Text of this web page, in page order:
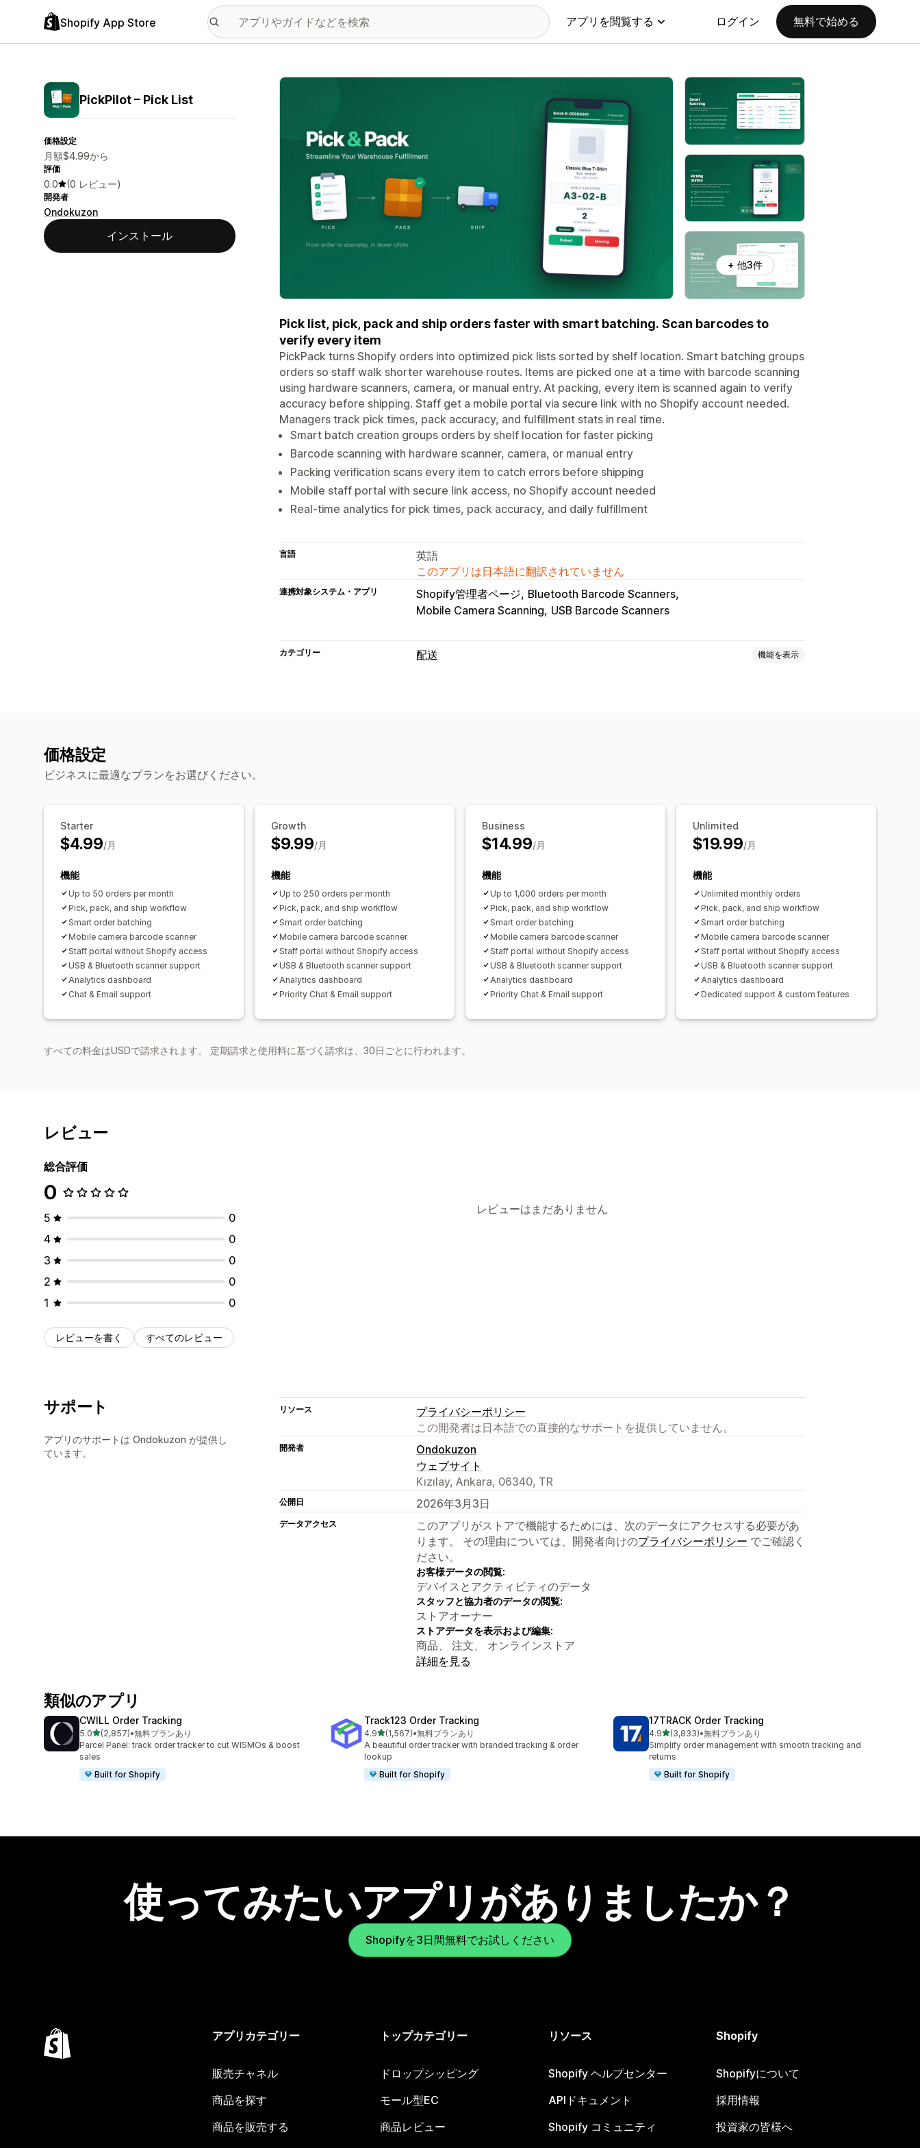
Shopify App Store アプリを閲覧する ログイン 無料で始める
PickPilot – Pick List
価格設定
月額$4.99から
評価
0.0 (0 レビュー)
開発者
Ondokuzon
インストール
特集の画像ギャラリー
+ 他3件
Pick list, pick, pack and ship orders faster with smart batching. Scan barcodes to
verify every item
PickPack turns Shopify orders into optimized pick lists sorted by shelf location. Smart batching groups
orders so staff walk shorter warehouse routes. Items are picked one at a time with barcode scanning
using hardware scanners, camera, or manual entry. At packing, every item is scanned again to verify
accuracy before shipping. Staff get a mobile portal via secure link with no Shopify account needed.
Managers track pick times, pack accuracy, and fulfillment stats in real time.
Smart batch creation groups orders by shelf location for faster picking
Barcode scanning with hardware scanner, camera, or manual entry
Packing verification scans every item to catch errors before shipping
Mobile staff portal with secure link access, no Shopify account needed
Real-time analytics for pick times, pack accuracy, and daily fulfillment
言語
英語
このアプリは日本語に翻訳されていません
連携対象システム・アプリ Shopify管理者ページ Bluetooth Barcode Scanners
Mobile Camera Scanning USB Barcode Scanners
カテゴリー 配送 機能を表示
価格設定
ビジネスに最適なプランをお選びください。
Starter
$4.99/月
機能
Up to 50 orders per month
Pick, pack, and ship workflow
Smart order batching
Mobile camera barcode scanner
Staff portal without Shopify access
USB & Bluetooth scanner support
Analytics dashboard
Chat & Email support
Growth
$9.99/月
機能
Up to 250 orders per month
Pick, pack, and ship workflow
Smart order batching
Mobile camera barcode scanner
Staff portal without Shopify access
USB & Bluetooth scanner support
Analytics dashboard
Priority Chat & Email support
Business
$14.99/月
機能
Up to 1,000 orders per month
Pick, pack, and ship workflow
Smart order batching
Mobile camera barcode scanner
Staff portal without Shopify access
USB & Bluetooth scanner support
Analytics dashboard
Priority Chat & Email support
Unlimited
$19.99/月
機能
Unlimited monthly orders
Pick, pack, and ship workflow
Smart order batching
Mobile camera barcode scanner
Staff portal without Shopify access
USB & Bluetooth scanner support
Analytics dashboard
Dedicated support & custom features
すべての料金はUSDで請求されます。 定期請求と使用料に基づく請求は、30日ごとに行われます。
レビュー
総合評価
0
5
0
4
0
3
0
2
0
1
0
レビューを書く すべてのレビュー
レビューはまだありません
サポート
アプリのサポートは Ondokuzon が提供し
ています。
リソース
プライバシーポリシー
この開発者は日本語での直接的なサポートを提供していません。
開発者
Ondokuzon
ウェブサイト
Kızılay, Ankara, 06340, TR
公開日 2026年3月3日
データアクセス
このアプリがストアで機能するためには、次のデータにアクセスする必要があ
ります。 その理由については、開発者向けのプライバシーポリシー でご確認く
ださい。
お客様データの閲覧:
デバイスとアクティビティのデータ
スタッフと協力者のデータの閲覧:
ストアオーナー
ストアデータを表示および編集:
商品、 注文、 オンラインストア
詳細を見る
類似のアプリ
CWILL Order Tracking
5.05つ星中
(2,857)
合計レビュー数：2857件
•無料プランあり
Parcel Panel: track order tracker to cut WISMOs & boost
sales
Built for Shopify
Track123 Order Tracking
4.95つ星中
(1,567)
合計レビュー数：1567件
•無料プランあり
A beautiful order tracker with branded tracking & order
lookup
Built for Shopify
17TRACK Order Tracking
4.95つ星中
(3,833)
合計レビュー数：3833件
•無料プランあり
Simplify order management with smooth tracking and
returns
Built for Shopify
使ってみたいアプリがありましたか？
Shopifyを3日間無料でお試しください
アプリカテゴリー
販売チャネル
商品を探す
商品を販売する
トップカテゴリー
ドロップシッピング
モール型EC
商品レビュー
リソース
Shopify ヘルプセンター
APIドキュメント
Shopify コミュニティ
Shopify
Shopifyについて
採用情報
投資家の皆様へ